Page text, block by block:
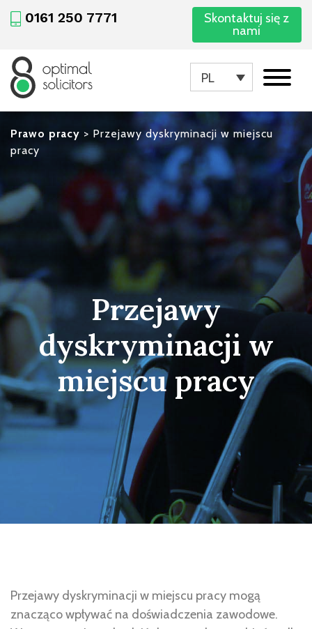
0161 250 7771
Skontaktuj się z
nami
PL
Prawo pracy > Przejawy dyskryminacji w miejscu
pracy
Przejawy
dyskryminacji w
miejscu pracy
Przejawy dyskryminacji w miejscu pracy mogą
znacząco wpływać na doświadczenia zawodowe.